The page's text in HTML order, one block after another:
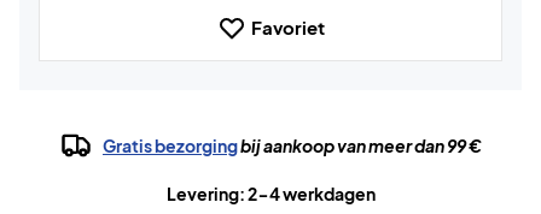
Favoriet
Gratis bezorgingbij aankoop van meer dan 99 €
Levering: 2-4 werkdagen